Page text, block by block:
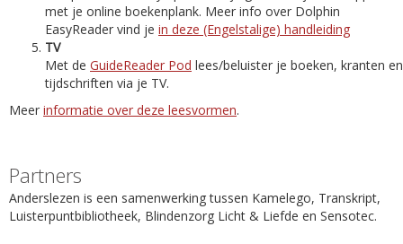
met je online boekenplank. Meer info over Dolphin
EasyReader vind je in deze (Engelstalige) handleiding
TV
Met de GuideReader Pod lees/beluister je boeken, kranten en
tijdschriften via je TV.
Meer informatie over deze leesvormen.
Partners
Anderslezen is een samenwerking tussen Kamelego, Transkript,
Luisterpuntbibliotheek, Blindenzorg Licht & Liefde en Sensotec.